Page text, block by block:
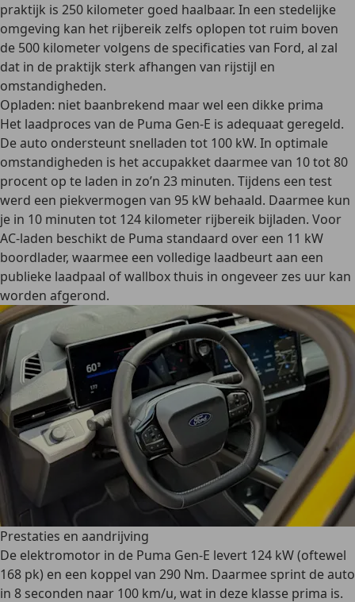
praktijk is 250 kilometer goed haalbaar. In een stedelijke
omgeving kan het rijbereik zelfs oplopen tot ruim boven
de 500 kilometer volgens de specificaties van Ford, al zal
dat in de praktijk sterk afhangen van rijstijl en
omstandigheden.
Opladen: niet baanbrekend maar wel een dikke prima
Het laadproces van de Puma Gen-E is adequaat geregeld.
De auto ondersteunt snelladen tot 100 kW. In optimale
omstandigheden is het accupakket daarmee van 10 tot 80
procent op te laden in zo’n 23 minuten. Tijdens een test
werd een piekvermogen van 95 kW behaald. Daarmee kun
je in 10 minuten tot 124 kilometer rijbereik bijladen. Voor
AC-laden beschikt de Puma standaard over een 11 kW
boordlader, waarmee een volledige laadbeurt aan een
publieke laadpaal of wallbox thuis in ongeveer zes uur kan
worden afgerond.
Prestaties en aandrijving
De elektromotor in de Puma Gen-E levert 124 kW (oftewel
168 pk) en een koppel van 290 Nm. Daarmee sprint de auto
in 8 seconden naar 100 km/u, wat in deze klasse prima is.